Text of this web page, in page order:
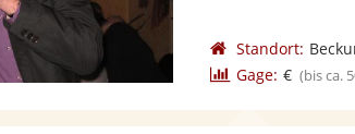
Standort:
Gage: € (bis ca.